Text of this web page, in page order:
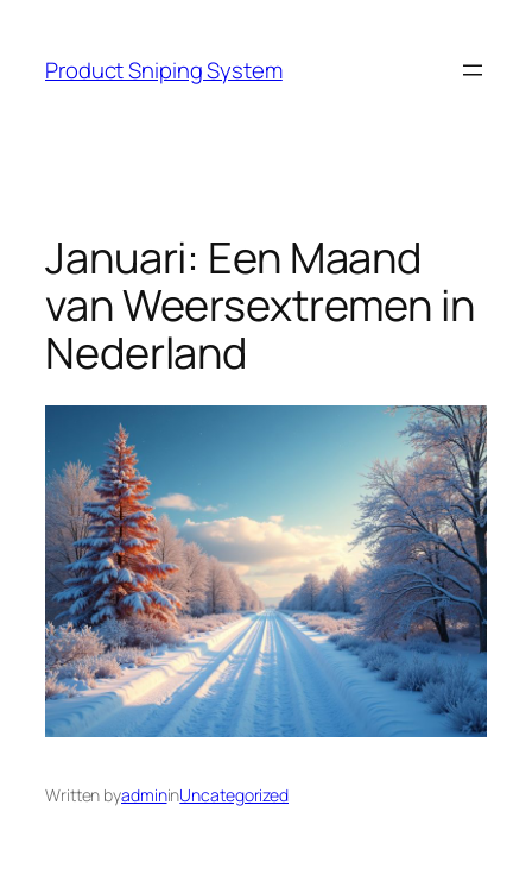
content
Product Sniping System
Januari: Een Maand
van Weersextremen in
Nederland
Written byadmininUncategorized